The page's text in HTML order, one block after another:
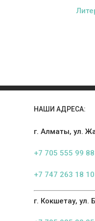
НАШИ АДРЕСА:
г. Алматы, ул.
+7 705 555 99 88
+7 747 263 18 10
г. Кокшетау,